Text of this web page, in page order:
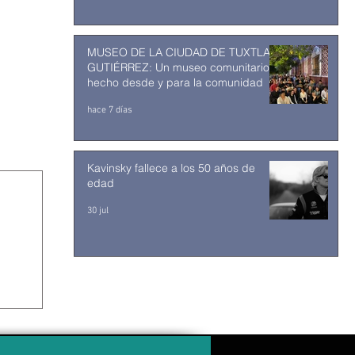
MUSEO DE LA CIUDAD DE TUXTLA
GUTIÉRREZ: Un museo comunitario
hecho desde y para la comunidad
hace 7 días
Kavinsky fallece a los 50 años de
edad
30 jul